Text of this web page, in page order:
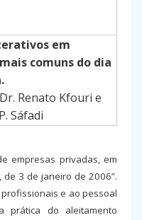
em
comuns do dia
Renato Kfouri e
Sáfadi
empresas privadas, em
de 3 de janeiro de 2006”.
e ao pessoal
prática do aleitamento